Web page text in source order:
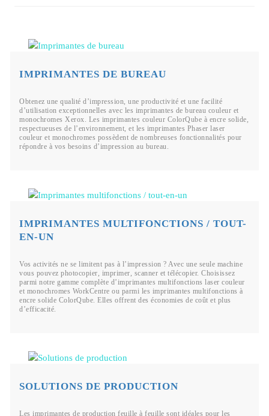
IMPRIMANTES DE BUREAU
Obtenez une qualité d’impression, une productivité et une facilité
d’utilisation exceptionnelles avec les imprimantes de bureau couleur et
monochromes Xerox. Les imprimantes couleur ColorQube à encre solide,
respectueuses de l’environnement, et les imprimantes Phaser laser
couleur et monochromes possèdent de nombreuses fonctionnalités pour
répondre à vos besoins d’impression au bureau.
IMPRIMANTES MULTIFONCTIONS / TOUT-
EN-UN
Vos activités ne se limitent pas à l’impression ? Avec une seule machine
vous pouvez photocopier, imprimer, scanner et télécopier. Choisissez
parmi notre gamme complète d’imprimantes multifonctions laser couleur
et monochromes WorkCentre ou parmi les imprimantes multifonctions à
encre solide ColorQube. Elles offrent des économies de coût et plus
d’efficacité.
SOLUTIONS DE PRODUCTION
Les imprimantes de production feuille à feuille sont idéales pour les